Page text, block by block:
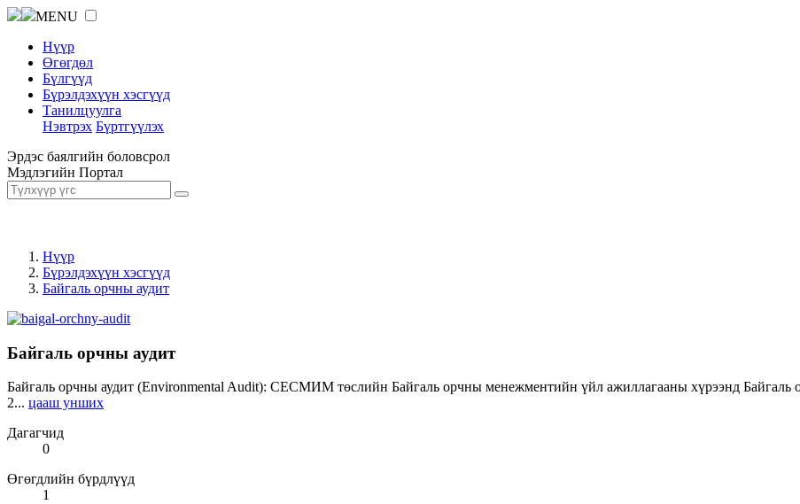
MENU
Нүүр
Өгөгдөл
Бүлгүүд
Бүрэлдэхүүн хэсгүүд
Танилцуулга
Нэвтрэх Бүртгүүлэх
Эрдэс баялгийн боловсрол
Мэдлэгийн Портал
Нүүр
Бүрэлдэхүүн хэсгүүд
Байгаль орчны аудит
Байгаль орчны аудит
Байгаль орчны аудит (Environmental Audit): СЕСМИМ төслийн Байгаль орчны менежментийн үйл ажиллагааны хүрээнд Байгаль
2... цааш унших
Дагагчид
0
Өгөгдлийн бүрдлүүд
1